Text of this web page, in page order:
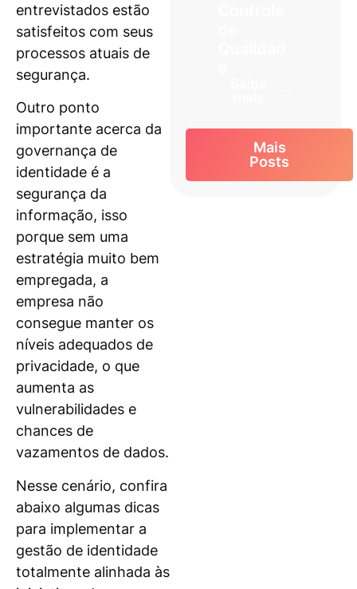
entrevistados estão
satisfeitos com seus
processos atuais de
segurança.
Outro ponto
importante acerca da
governança de
identidade é a
segurança da
informação, isso
porque sem uma
estratégia muito bem
empregada, a
empresa não
consegue manter os
níveis adequados de
privacidade, o que
aumenta as
vulnerabilidades e
chances de
vazamentos de dados.
Nesse cenário, confira
abaixo algumas dicas
para implementar a
gestão de identidade
totalmente alinhada às
Mais
Posts